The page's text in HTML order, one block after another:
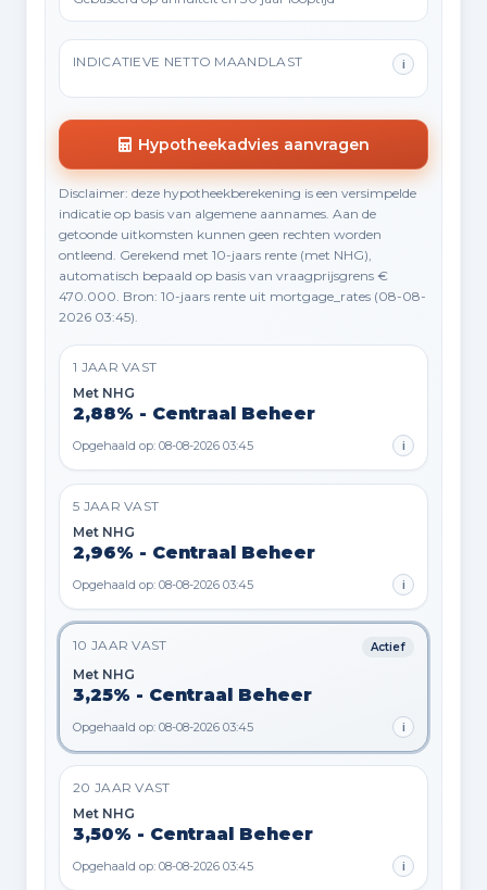
INDICATIEVE NETTO MAANDLAST i
Hypotheekadvies aanvragen
Disclaimer: deze hypotheekberekening is een versimpelde
indicatie op basis van algemene aannames. Aan de
getoonde uitkomsten kunnen geen rechten worden
ontleend. Gerekend met 10-jaars rente (met NHG),
automatisch bepaald op basis van vraagprijsgrens €
470.000. Bron: 10-jaars rente uit mortgage_rates (08-08-
2026 03:45).
1 JAAR VAST
Met NHG
2,88% - Centraal Beheer
Opgehaald op: 08-08-2026 03:45 i
5 JAAR VAST
Met NHG
2,96% - Centraal Beheer
Opgehaald op: 08-08-2026 03:45 i
10 JAAR VAST Actief
Met NHG
3,25% - Centraal Beheer
Opgehaald op: 08-08-2026 03:45 i
20 JAAR VAST
Met NHG
3,50% - Centraal Beheer
Opgehaald op: 08-08-2026 03:45 i